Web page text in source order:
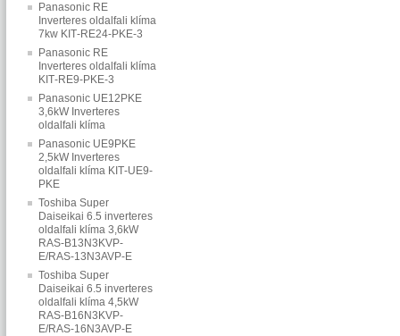
Panasonic RE
Inverteres oldalfali klíma
7kw KIT‐RE24‐PKE‐3
Panasonic RE
Inverteres oldalfali klíma
KIT‐RE9‐PKE‐3
Panasonic UE12PKE
3,6kW Inverteres
oldalfali klíma
Panasonic UE9PKE
2,5kW Inverteres
oldalfali klíma KIT‐UE9‐
PKE
Toshiba Super
Daiseikai 6.5 inverteres
oldalfali klíma 3,6kW
RAS-B13N3KVP-
E/RAS-13N3AVP-E
Toshiba Super
Daiseikai 6.5 inverteres
oldalfali klíma 4,5kW
RAS-B16N3KVP-
E/RAS-16N3AVP-E